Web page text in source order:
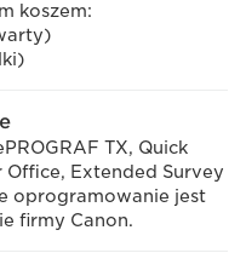
koszem:
TX, Quick
Extended Survey
oprogramowanie jest
firmy Canon.